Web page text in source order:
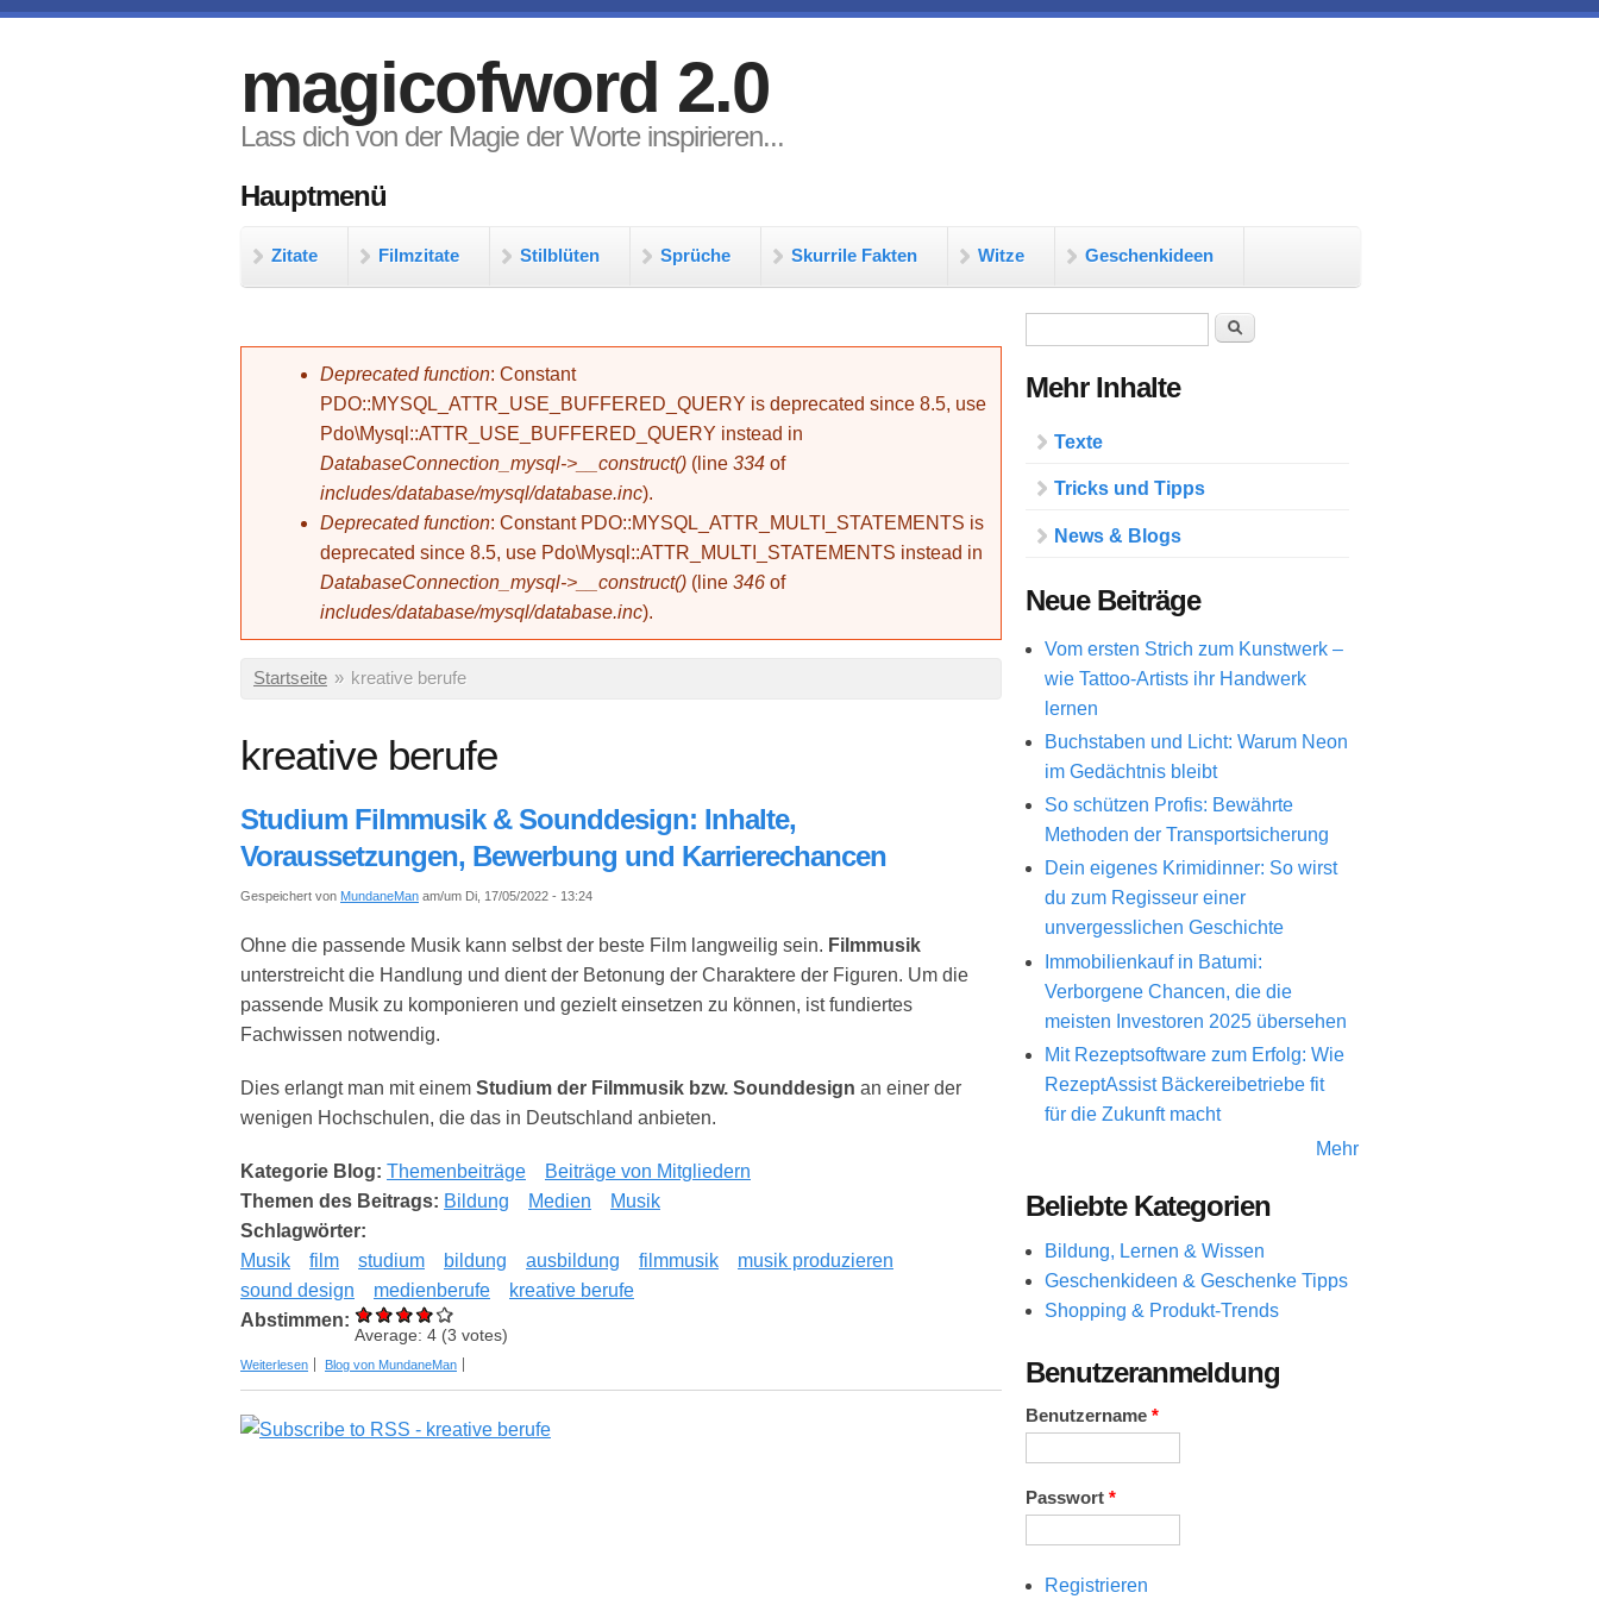
magicofword 2.0
Lass dich von der Magie der Worte inspirieren...
Hauptmenü
Zitate Filmzitate Stilblüten Sprüche Skurrile Fakten Witze Geschenkideen
Fehlermeldung
Deprecated function: Constant
PDO::MYSQL_ATTR_USE_BUFFERED_QUERY is deprecated since 8.5, use
Pdo\Mysql::ATTR_USE_BUFFERED_QUERY instead in
DatabaseConnection_mysql->__construct() (line 334 of
includes/database/mysql/database.inc).
Deprecated function: Constant PDO::MYSQL_ATTR_MULTI_STATEMENTS is
deprecated since 8.5, use Pdo\Mysql::ATTR_MULTI_STATEMENTS instead in
DatabaseConnection_mysql->__construct() (line 346 of
includes/database/mysql/database.inc).
Sie sind hier
Startseite » kreative berufe
kreative berufe
Studium Filmmusik & Sounddesign: Inhalte,
Voraussetzungen, Bewerbung und Karrierechancen
Gespeichert von MundaneMan am/um Di, 17/05/2022 - 13:24
Ohne die passende Musik kann selbst der beste Film langweilig sein. Filmmusik
unterstreicht die Handlung und dient der Betonung der Charaktere der Figuren. Um die
passende Musik zu komponieren und gezielt einsetzen zu können, ist fundiertes
Fachwissen notwendig.
Dies erlangt man mit einem Studium der Filmmusik bzw. Sounddesign an einer der
wenigen Hochschulen, die das in Deutschland anbieten.
Kategorie Blog: Themenbeiträge
Beiträge von Mitgliedern
Themen des Beitrags: Bildung Medien
Musik
Schlagwörter:
Musik
film studium bildung ausbildung filmmusik
musik produzieren
sound design
medienberufe
kreative berufe
Abstimmen:
Average: 4 (3 votes)
Weiterlesen über Studium Filmmusik & Sounddesign: Inhalte, Voraussetzungen, Bewerbung und Karrierechancen
Blog von MundaneMan
Suche
Mehr Inhalte
Texte
Tricks und Tipps
News & Blogs
Neue Beiträge
Vom ersten Strich zum Kunstwerk –
wie Tattoo-Artists ihr Handwerk
lernen
Buchstaben und Licht: Warum Neon
im Gedächtnis bleibt
So schützen Profis: Bewährte
Methoden der Transportsicherung
Dein eigenes Krimidinner: So wirst
du zum Regisseur einer
unvergesslichen Geschichte
Immobilienkauf in Batumi:
Verborgene Chancen, die die
meisten Investoren 2025 übersehen
Mit Rezeptsoftware zum Erfolg: Wie
RezeptAssist Bäckereibetriebe fit
für die Zukunft macht
Mehr
Beliebte Kategorien
Bildung, Lernen & Wissen
Geschenkideen & Geschenke Tipps
Shopping & Produkt-Trends
Benutzeranmeldung
Benutzername *
Passwort *
Registrieren